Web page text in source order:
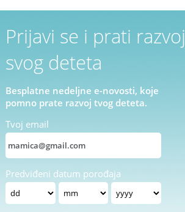
Prijavi se i prati razvoj
svog deteta
Besplatne nedeljne e-novosti, koje
pomno prate razvoj tvog deteta.
Tvoj email
Predviđeni datum porođaja